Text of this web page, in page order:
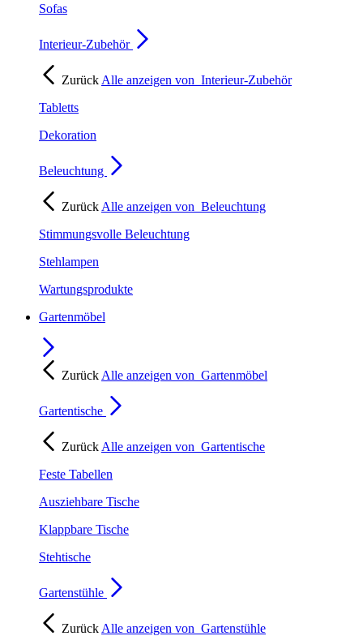
Sofas
Interieur-Zubehör
Zurück Alle anzeigen von Interieur-Zubehör
Tabletts
Dekoration
Beleuchtung
Zurück Alle anzeigen von Beleuchtung
Stimmungsvolle Beleuchtung
Stehlampen
Wartungsprodukte
Gartenmöbel
Zurück Alle anzeigen von Gartenmöbel
Gartentische
Zurück Alle anzeigen von Gartentische
Feste Tabellen
Ausziehbare Tische
Klappbare Tische
Stehtische
Gartenstühle
Zurück Alle anzeigen von Gartenstühle